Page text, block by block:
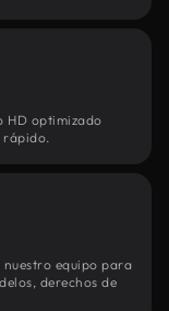
HD optimizado
rápido.
equipo para
derechos de